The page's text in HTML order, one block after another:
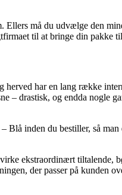
Ellers må du udvælge den
til at bringe din pakke
har en lang række
– drastisk, og endda nogle
Blå inden du bestiller, så man
ekstraordinært tiltalende,
der passer på kunden